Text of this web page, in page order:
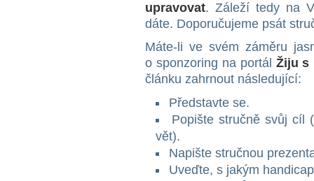
upravovat. Záleží tedy na
dáte. Doporučujeme psát
Máte-li ve svém záměru
o sponzoring na portál Žiju s
článku zahrnout následující:
Představte se.
Popište stručně svůj cíl
vět).
Napište stručnou
Uveďte, s jakým